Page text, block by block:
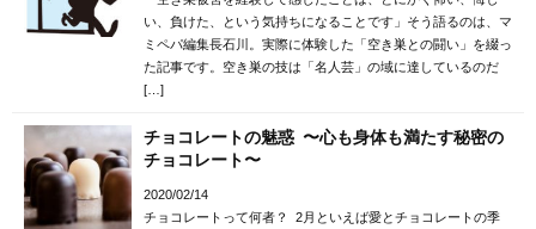
い、負けた、という気持ちになることです」そう語るのは、マ
ミペパ編集長石川。実際に体験した「空き巣との闘い」を綴っ
た記事です。空き巣の技は「名人芸」の域に達しているのだ
[…]
チョコレートの魅惑 〜心も身体も満たす秘密の
チョコレート〜
2020/02/14
チョコレートって何者？ 2月といえば愛とチョコレートの季